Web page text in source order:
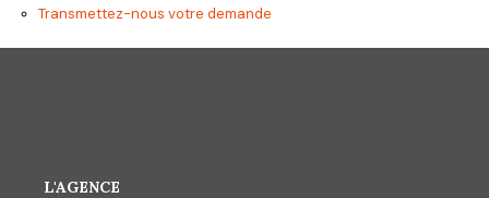
Transmettez-nous votre demande
L'AGENCE